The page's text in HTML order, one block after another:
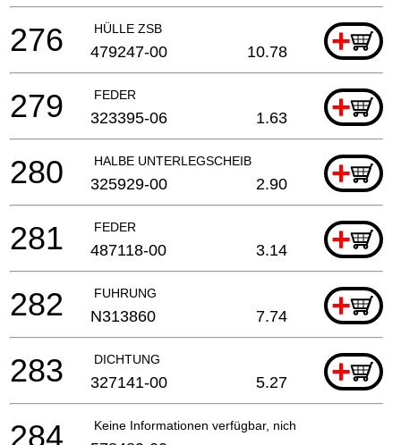
HÜLLE ZSB +
276 479247-00 10.78
FEDER +
279 323395-06 1.63
HALBE UNTERLEGSCHEIB +
280 325929-00 2.90
FEDER +
281 487118-00 3.14
FUHRUNG +
282 N313860 7.74
DICHTUNG +
283 327141-00 5.27
Keine Informationen verfügbar, nicht bestellbar
284